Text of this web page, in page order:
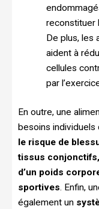
reconstituer
De plus, les
aident à
cellules
par
En outre, une
besoins individuels
le risque de
tissus
d’un poids
sportives. Enfin,
également un